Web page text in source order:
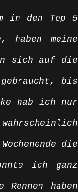
in den Top 5
haben meine
sich auf die
bis
hab ich nur
die
ich ganz
haben